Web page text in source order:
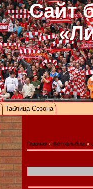
Сайт
Таблица Сезона
Главная » Фотоальбом »